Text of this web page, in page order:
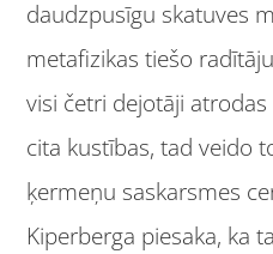
daudzpusīgu skatuves
metafizikas tiešo
visi četri dejotāji
cita kustības, tad veido
ķermeņu saskarsmes
Kiperberga piesaka, ka